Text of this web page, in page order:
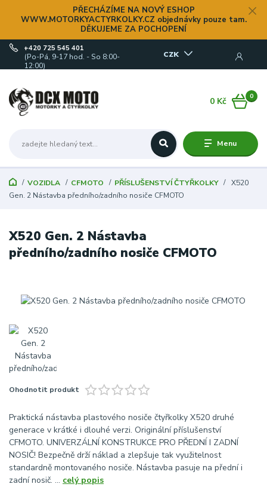
PŘECHÁZÍME NA NOVÝ ESHOP
WWW.MOTORKYACTYRKOLKY.CZ objednávky pouze tam.
DĚKUJEME ZA POCHOPENÍ
Menu
CZK
+420 725 545 401
(Po-Pá, 9-17 hod. - So 8:00-
12:00)
0
0 Kč
VOZIDLA CFMOTO PŘÍSLUŠENSTVÍ ČTYŘKOLKY
X520
Gen. 2 Nástavba předního/zadního nosiče CFMOTO
X520 Gen. 2 Nástavba
předního/zadního nosiče CFMOTO
Ohodnotit produkt
Praktická nástavba plastového nosiče čtyřkolky X520 druhé
generace v krátké i dlouhé verzi. Originální příslušenství
CFMOTO. UNIVERZÁLNÍ KONSTRUKCE PRO PŘEDNÍ I ZADNÍ
NOSIČ! Bezpečně drží náklad a zlepšuje tak využitelnost
standardně montovaného nosiče. Nástavba pasuje na přední i
zadní nosič. ... celý popis